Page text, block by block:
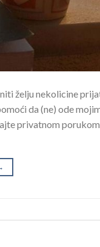
želju nekolicine
da (ne) ode
privatnom